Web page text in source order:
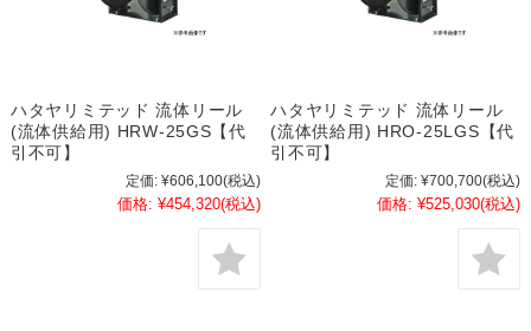
ハタヤリミテッド 流体リール
(流体供給用) HRW-25GS【代
引不可】
定価: ¥606,100(税込)
価格: ¥454,320(税込)
ハタヤリミテッド 流体リール
(流体供給用) HRO-25LGS【代
引不可】
定価: ¥700,700(税込)
価格: ¥525,030(税込)